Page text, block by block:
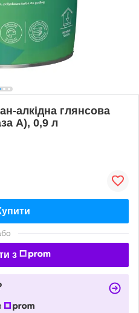
алкідна глянсова
А), 0,9 л
з